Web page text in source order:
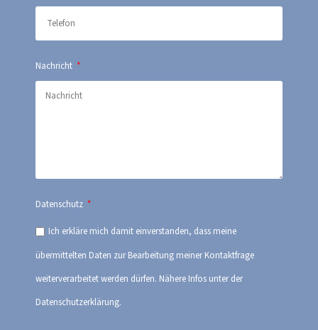
Nachricht
Datenschutz
Ich erkläre mich damit einverstanden, dass meine
übermittelten Daten zur Bearbeitung meiner Kontaktfrage
weiterverarbeitet werden dürfen. Nähere Infos unter der
Datenschutzerklärung.